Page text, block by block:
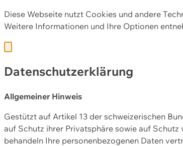
Diese Webseite nutzt Cookies und andere
Weitere Informationen und Ihre Optionen
Datenschutzerklärung
Allgemeiner Hinweis
Gestützt auf Artikel 13 der schweizerischen
auf Schutz ihrer Privatsphäre sowie auf
behandeln Ihre personenbezogenen Daten